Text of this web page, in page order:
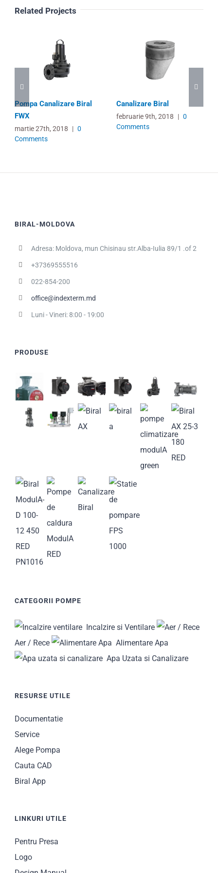
Related Projects
Pompa Canalizare Biral
FWX
martie 27th, 2018 | 0
Comments
Canalizare Biral
februarie 9th, 2018 | 0
Comments
BIRAL-MOLDOVA
Adresa: Moldova, mun Chisinau str.Alba-Iulia 89/1 .of 2
+37369555516
022-854-200
office@indexterm.md
Luni - Vineri: 8:00 - 19:00
PRODUSE
CATEGORII POMPE
Incalzire si Ventilare
Aer / Rece
Alimentare Apa
Apa Uzata si Canalizare
RESURSE UTILE
Documentatie
Service
Alege Pompa
Cauta CAD
Biral App
LINKURI UTILE
Pentru Presa
Logo